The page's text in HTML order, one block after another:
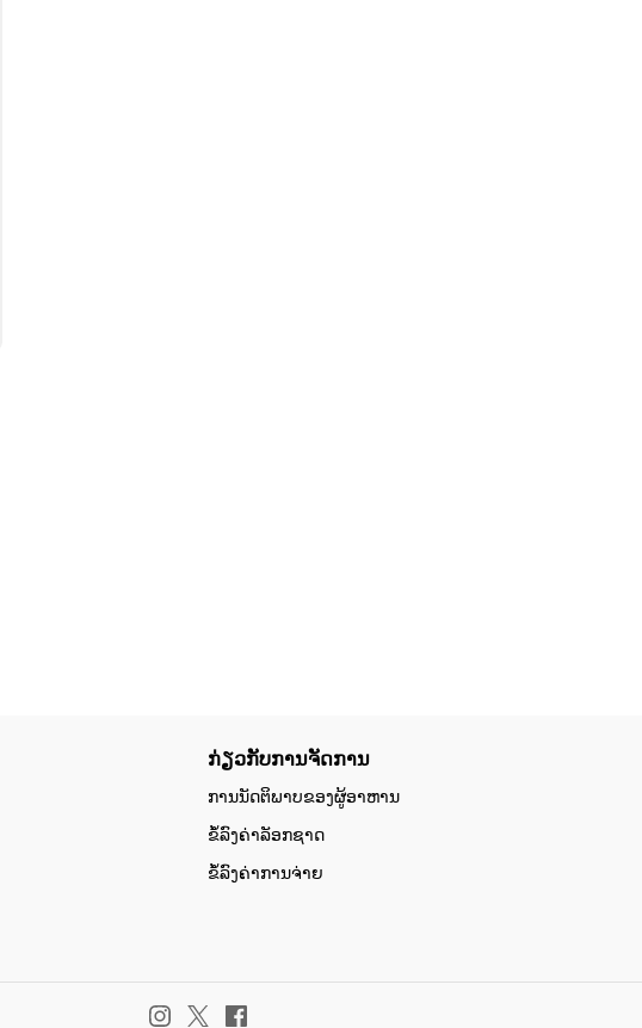
ກ່ຽວກັບການຈັດການ
ການນັດຕິພາບຂອງຜູ້ອາຫານ
ຂໍ້ລົງຄ່າລັອກຊາດ
ຂໍ້ລົງຄ່າການຈ່າຍ